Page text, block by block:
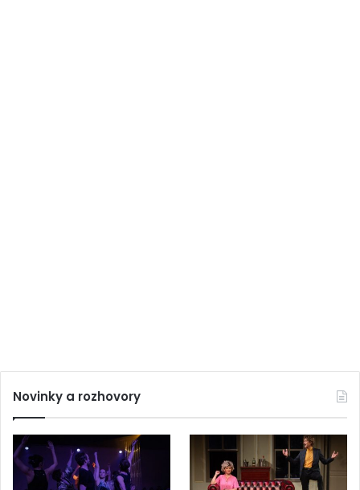
Novinky a rozhovory